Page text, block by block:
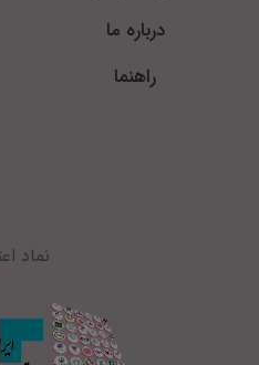
درباره ما
راهنما
نماد